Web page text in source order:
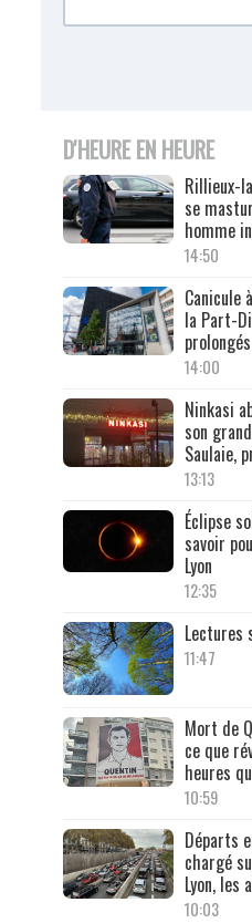
D'HEURE EN HEURE
Rillieux-
se
homme
14:50
Canicule
la Part-
14:00
Ninkasi
son
Saulaie,
13:13
Éclipse
savoir
Lyon
12:35
Lectures
11:47
Mort de
ce que
heures
10:59
Départs
chargé
Lyon, les
10:03